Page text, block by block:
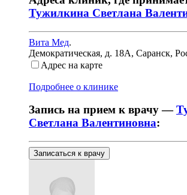
Тужилкина Светлана
Вита Мед.
Демократическая, д. 18А, Саранск,
Адрес на карте
Подробнее о клинике
Запись на прием к врачу —
Светлана Валентиновна:
Записаться к врачу